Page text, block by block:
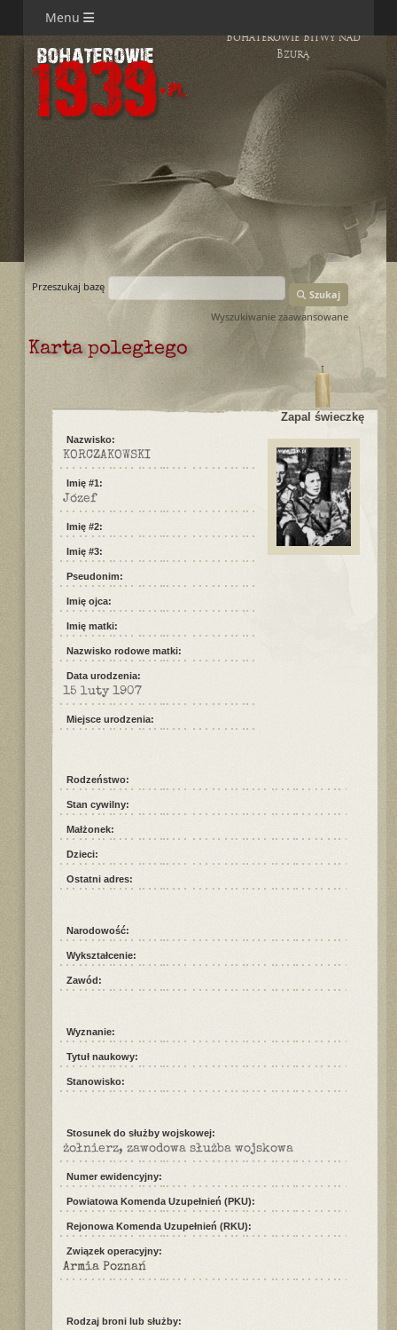
Menu
Bohaterowie Bitwy nad
Bzurą
Przeszukaj bazę
Szukaj
Wyszukiwanie zaawansowane
Karta poległego
Zapal świeczkę
Nazwisko:
KORCZAKOWSKI
Imię #1:
Józef
Imię #2:
Imię #3:
Pseudonim:
Imię ojca:
Imię matki:
Nazwisko rodowe matki:
Data urodzenia:
15 luty 1907
Miejsce urodzenia:
Rodzeństwo:
Stan cywilny:
Małżonek:
Dzieci:
Ostatni adres:
Narodowość:
Wykształcenie:
Zawód:
Wyznanie:
Tytuł naukowy:
Stanowisko:
Stosunek do służby wojskowej:
żołnierz, zawodowa służba wojskowa
Numer ewidencyjny:
Powiatowa Komenda Uzupełnień (PKU):
Rejonowa Komenda Uzupełnień (RKU):
Związek operacyjny:
Armia Poznań
Rodzaj broni lub służby: